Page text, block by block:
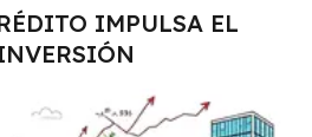
IMPULSA EL